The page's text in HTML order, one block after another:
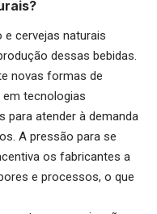
cervejas naturais
dessas bebidas.
novas formas de
tecnologias
para atender à demanda
A pressão para se
os fabricantes a
e processos, o que